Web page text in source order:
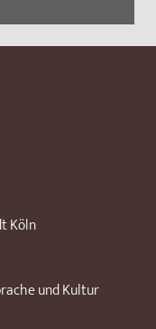
Köln
und Kultur